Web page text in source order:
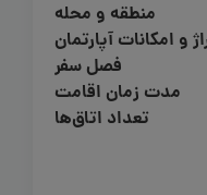
منطقه و محله
و امکانات آپارتمان
فصل سفر
مدت زمان اقامت
تعداد اتاق‌ها